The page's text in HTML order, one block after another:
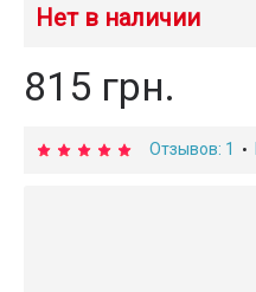
Нет в наличии
815 грн.
Отзывов: 1 •